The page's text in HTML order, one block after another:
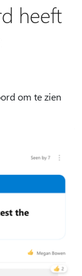
heeft
om te zien